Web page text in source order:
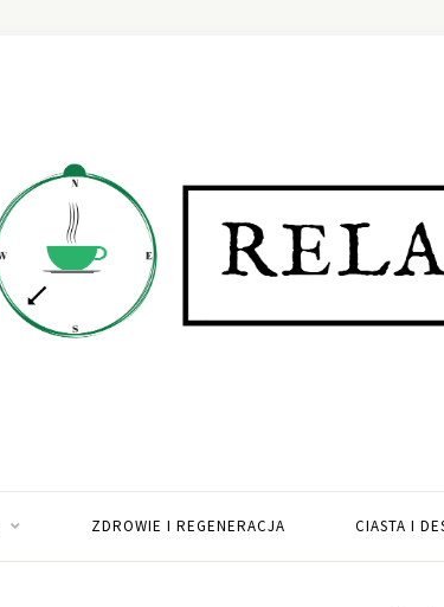
ZDROWIE I REGENERACJA CIASTA I